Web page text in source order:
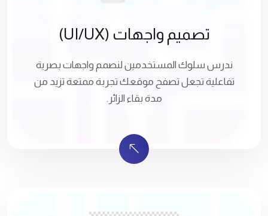
تصميم واجهات (UI/UX)
ندرس سلوك المستخدمين لنصمم واجهات بصرية
تفاعلية تجعل تصفح موقعك تجربة ممتعة تزيد من
مدة بقاء الزائر.